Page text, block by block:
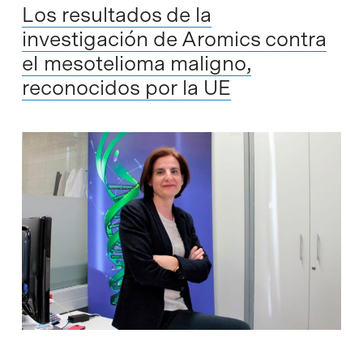
Los resultados de la
investigación de Aromics contra
el mesotelioma maligno,
reconocidos por la UE